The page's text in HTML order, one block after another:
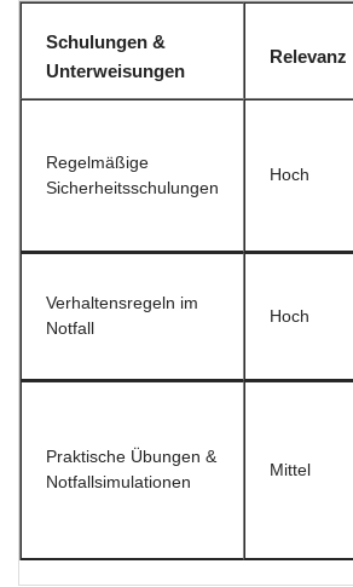
Schulungen &
Unterweisungen
Relevanz
Regelmäßige
Sicherheitsschulungen
Hoch
Verhaltensregeln im
Notfall
Hoch
Praktische Übungen &
Notfallsimulationen
Mittel